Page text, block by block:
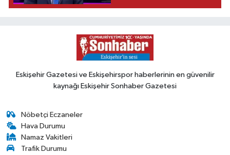
Eskişehir Gazetesi ve Eskişehirspor haberlerinin en güvenilir
kaynağı Eskişehir Sonhaber Gazetesi
Nöbetçi Eczaneler
Hava Durumu
Namaz Vakitleri
Trafik Durumu